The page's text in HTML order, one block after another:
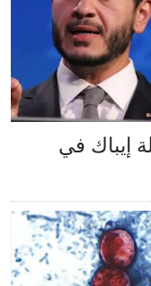
إيباك في